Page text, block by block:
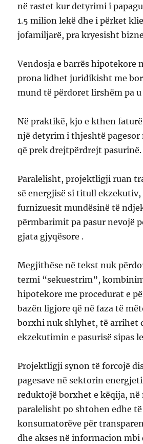
në rastet kur detyrimi i
1.5 milion lekë dhe i përket
jofamiljarë, pra kryesisht
Vendosja e barrës hipotekore
prona lidhet juridikisht me
mund të përdoret lirshëm pa
Në praktikë, kjo e kthen
një detyrim i thjeshtë pagesor
që prek drejtpërdrejt pasurinë.
Paralelisht, projektligji ruan
së energjisë si titull ekzekutiv,
furnizuesit mundësinë të
përmbarimit pa pasur nevojë
gjata gjyqësore .
Megjithëse në tekst nuk
termi “sekuestrim”,
hipotekore me procedurat e
bazën ligjore që në faza të
borxhi nuk shlyhet, të arrihet
ekzekutimin e pasurisë sipas
Projektligji synon të forcojë
pagesave në sektorin
reduktojë borxhet e këqija, në
paralelisht po shtohen edhe
konsumatorëve për
dhe akses në informacion mbi